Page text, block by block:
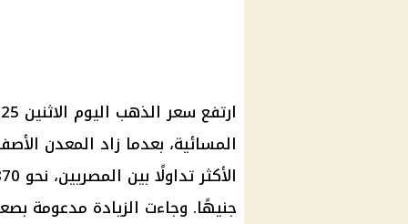
جنيهًا. وجاءت الزيادة مدعومة